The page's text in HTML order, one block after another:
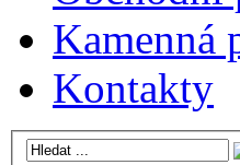
Kamenná
Kontakty